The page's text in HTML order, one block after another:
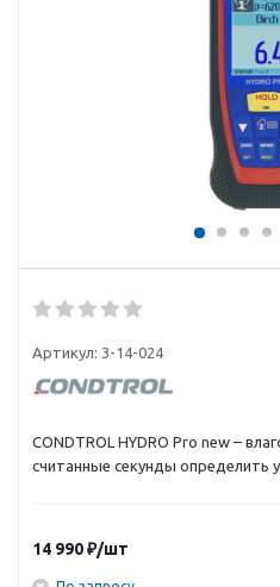
Артикул: 3-14-024
CONDTROL HYDRO Pro new –
считанные секунды определить
проводимости. Главное отличие
14 990₽/шт